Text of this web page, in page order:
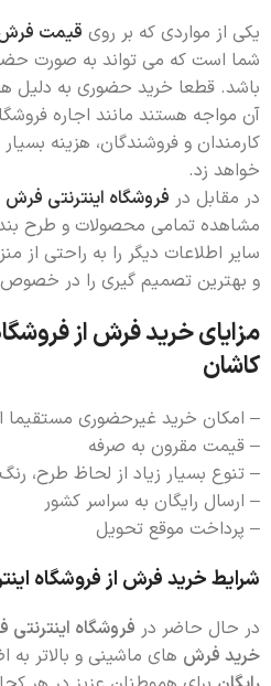
یکی از مواردی که بر روی قیمت
شما است که می تواند به صورت
باشد. قطعا خرید حضوری به دلیل
آن مواجه هستند مانند اجاره
کارمندان و فروشندگان، هزینه
خواهد زد.
در مقابل در فروشگاه اینترنتی فرش
مشاهده تمامی محصولات و طرح
سایر اطلاعات دیگر را به راحتی از
و بهترین تصمیم گیری را در
مزایای خرید فرش از
کاشان
– امکان خرید غیرحضوری مستقیما
– قیمت مقرون به صرفه
– تنوع بسیار زیاد از لحاظ طرح، رنگ
– ارسال رایگان به سراسر کشور
– پرداخت موقع تحویل
شرایط خرید فرش از فروشگاه
در حال حاضر در فروشگاه
خرید فرش های ماشینی و بالاتر به